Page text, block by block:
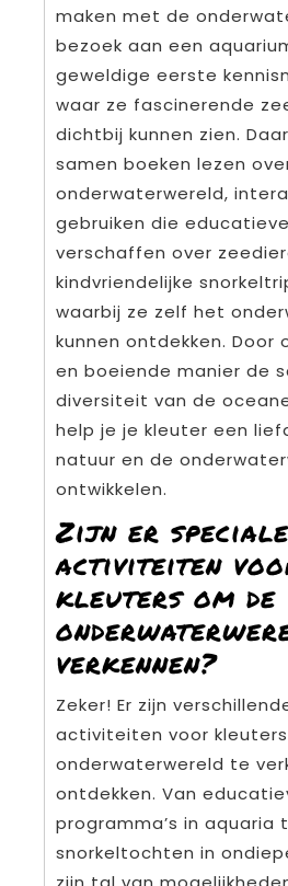
maken met de
bezoek aan een
geweldige eerste
waar ze fascinerende
dichtbij kunnen zien.
samen boeken lezen
onderwaterwereld,
gebruiken die
verschaffen over
kindvriendelijke
waarbij ze zelf het
kunnen ontdekken. Door
en boeiende manier de
diversiteit van de
help je je kleuter een
natuur en de
ontwikkelen.
Zijn er speciale
activiteiten
kleuters om de
verkennen?
Zeker! Er zijn
activiteiten voor
onderwaterwereld te
ontdekken. Van
programma’s in aquaria
snorkeltochten in